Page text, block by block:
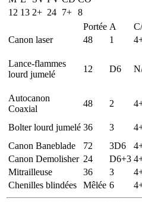
12 13 2+ 24 7+ 8
Portée A
Canon laser
48 1
Lance-flammes
lourd jumelé
12 D6
Autocanon
Coaxial
48 2
Bolter lourd jumelé 36 3
Canon Baneblade
72 3D6
Canon Demolisher 24 D6+3
Mitrailleuse
36 3
Chenilles blindées
Mêlée 6